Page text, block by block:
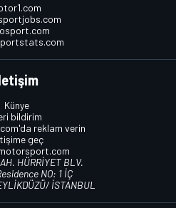
Künye
bildirim
reklam verin
geç
HÜRRİYET BLV.
NO: 1 İÇ
İSTANBUL